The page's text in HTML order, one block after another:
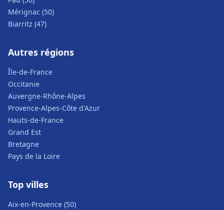
Mérignac (50)
Biarritz (47)
Autres régions
Île-de-France
Occitanie
Auvergne-Rhône-Alpes
Provence-Alpes-Côte d'Azur
Hauts-de-France
Grand Est
Bretagne
Pays de la Loire
Top villes
Aix-en-Provence (50)